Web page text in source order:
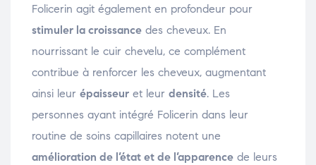
Folicerin agit également en profondeur pour
stimuler la croissance des cheveux. En
nourrissant le cuir chevelu, ce complément
contribue à renforcer les cheveux, augmentant
ainsi leur épaisseur et leur densité. Les
personnes ayant intégré Folicerin dans leur
routine de soins capillaires notent une
amélioration de l’état et de l’apparence de leurs